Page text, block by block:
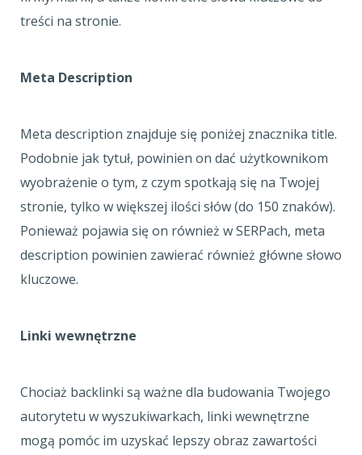
treści na stronie.
Meta Description
Meta description znajduje się poniżej znacznika title.
Podobnie jak tytuł, powinien on dać użytkownikom
wyobrażenie o tym, z czym spotkają się na Twojej
stronie, tylko w większej ilości słów (do 150 znaków).
Ponieważ pojawia się on również w SERPach, meta
description powinien zawierać również główne słowo
kluczowe.
Linki wewnętrzne
Chociaż backlinki są ważne dla budowania Twojego
autorytetu w wyszukiwarkach, linki wewnętrzne
mogą pomóc im uzyskać lepszy obraz zawartości